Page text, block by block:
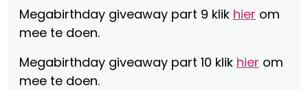
Megabirthday giveaway part 9 klik hier om
mee te doen.
Megabirthday giveaway part 10 klik hier om
mee te doen.